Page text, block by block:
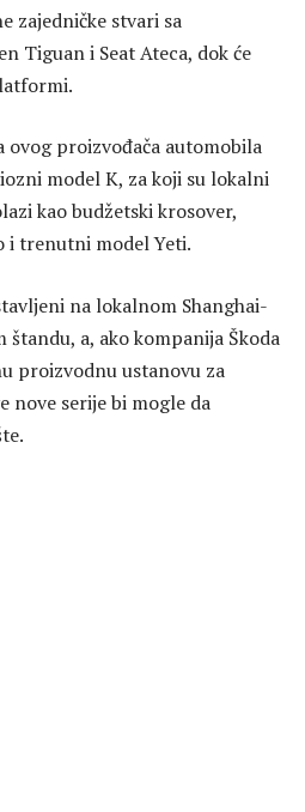
zajedničke stvari sa
Tiguan i Seat Ateca, dok će
proizvođača automobila
model K, za koji su lokalni
kao budžetski krosover,
i trenutni model Yeti.
na lokalnom Shanghai-
štandu, a, ako kompanija Škoda
proizvodnu ustanovu za
nove serije bi mogle da